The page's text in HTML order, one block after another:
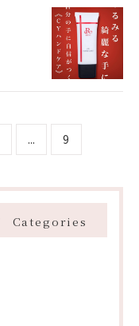
... 9
Categories